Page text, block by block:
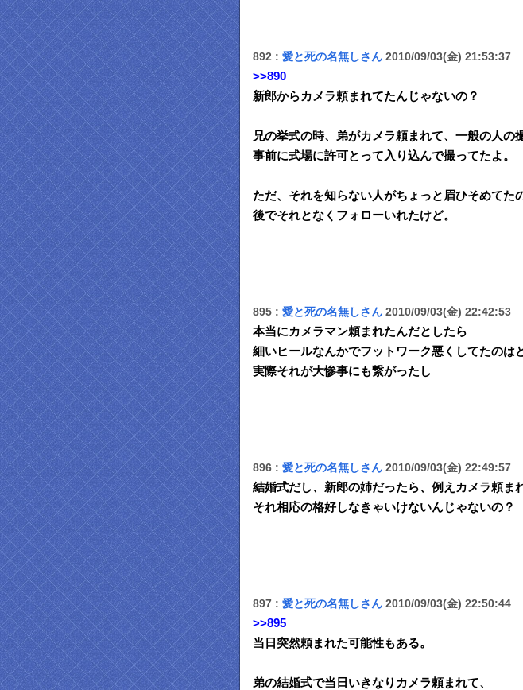
892 : 愛と死の名無しさん 2010/09/03(金) 21:53:37
>>890
新郎からカメラ頼まれてたんじゃないの？
兄の挙式の時、弟がカメラ頼まれて、一般の人の
事前に式場に許可とって入り込んで撮ってたよ。
ただ、それを知らない人がちょっと眉ひそめてた
後でそれとなくフォローいれたけど。
895 : 愛と死の名無しさん 2010/09/03(金) 22:42:53
本当にカメラマン頼まれたんだとしたら
細いヒールなんかでフットワーク悪くしてたのは
実際それが大惨事にも繋がったし
896 : 愛と死の名無しさん 2010/09/03(金) 22:49:57
結婚式だし、新郎の姉だったら、例えカメラ頼ま
それ相応の格好しなきゃいけないんじゃないの？
897 : 愛と死の名無しさん 2010/09/03(金) 22:50:44
>>895
当日突然頼まれた可能性もある。
弟の結婚式で当日いきなりカメラ頼まれて、